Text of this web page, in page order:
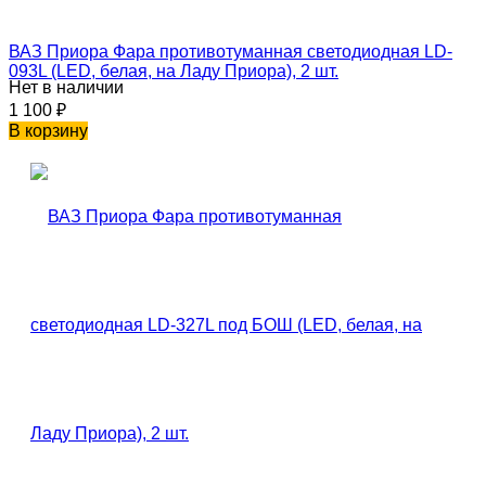
ВАЗ Приора Фара противотуманная светодиодная LD-
093L (LED, белая, на Ладу Приора), 2 шт.
Нет в наличии
1 100 ₽
В корзину